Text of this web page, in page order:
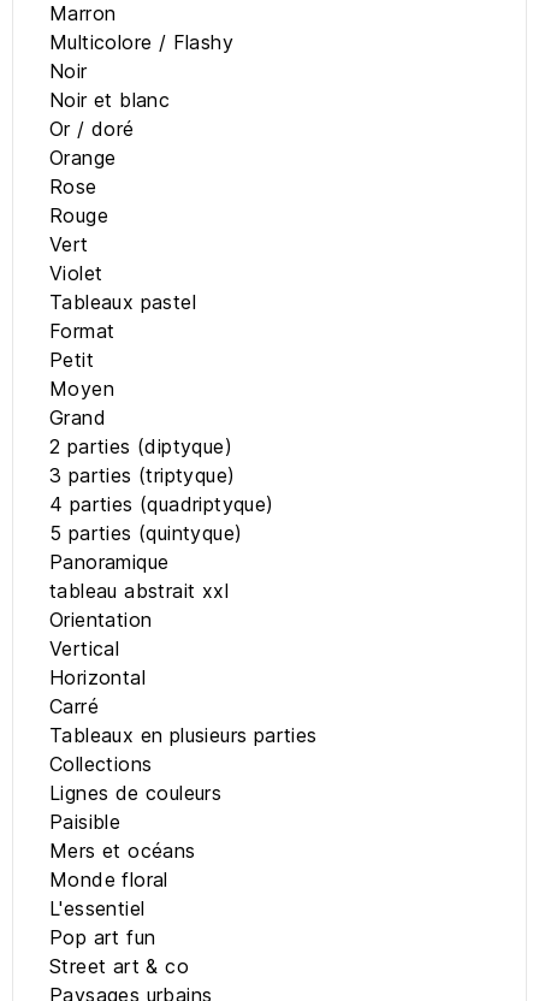
Marron
Multicolore / Flashy
Noir
Noir et blanc
Or / doré
Orange
Rose
Rouge
Vert
Violet
Tableaux pastel
Format
Petit
Moyen
Grand
2 parties (diptyque)
3 parties (triptyque)
4 parties (quadriptyque)
5 parties (quintyque)
Panoramique
tableau abstrait xxl
Orientation
Vertical
Horizontal
Carré
Tableaux en plusieurs parties
Collections
Lignes de couleurs
Paisible
Mers et océans
Monde floral
L'essentiel
Pop art fun
Street art & co
Paysages urbains